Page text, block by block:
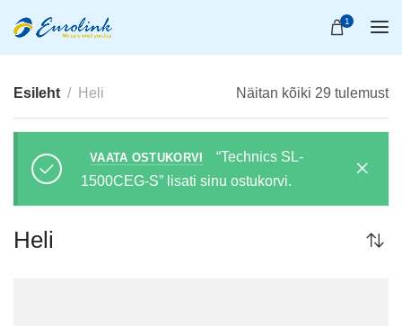
1
Esileht Heli Näitan kõiki 29 tulemust
VAATA OSTUKORVI
“Technics SL-
1500CEG-S” lisati sinu ostukorvi.
Heli